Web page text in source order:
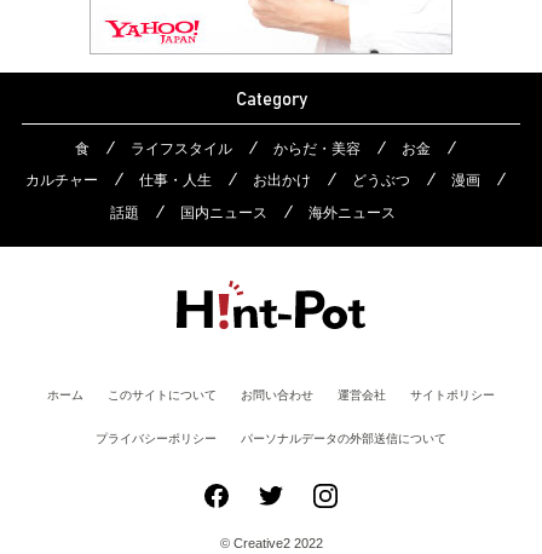
Category
食 ライフスタイル からだ・美容
お金
カルチャー
仕事・人生 お出かけ どうぶつ
漫画
話題
国内ニュース 海外ニュース
ホーム このサイトについて お問い合わせ 運営会社 サイトポリシー
プライバシーポリシー パーソナルデータの外部送信について
© Creative2 2022